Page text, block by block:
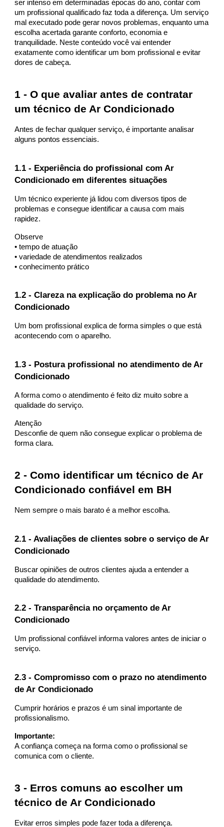
ser intenso em determinadas épocas do ano, contar com
um profissional qualificado faz toda a diferença. Um serviço
mal executado pode gerar novos problemas, enquanto uma
escolha acertada garante conforto, economia e
tranquilidade. Neste conteúdo você vai entender
exatamente como identificar um bom profissional e evitar
dores de cabeça.
1 - O que avaliar antes de contratar
um técnico de Ar Condicionado
Antes de fechar qualquer serviço, é importante analisar
alguns pontos essenciais.
1.1 - Experiência do profissional com Ar
Condicionado em diferentes situações
Um técnico experiente já lidou com diversos tipos de
problemas e consegue identificar a causa com mais
rapidez.
Observe
• tempo de atuação
• variedade de atendimentos realizados
• conhecimento prático
1.2 - Clareza na explicação do problema no Ar
Condicionado
Um bom profissional explica de forma simples o que está
acontecendo com o aparelho.
1.3 - Postura profissional no atendimento de Ar
Condicionado
A forma como o atendimento é feito diz muito sobre a
qualidade do serviço.
Atenção
Desconfie de quem não consegue explicar o problema de
forma clara.
2 - Como identificar um técnico de Ar
Condicionado confiável em BH
Nem sempre o mais barato é a melhor escolha.
2.1 - Avaliações de clientes sobre o serviço de Ar
Condicionado
Buscar opiniões de outros clientes ajuda a entender a
qualidade do atendimento.
2.2 - Transparência no orçamento de Ar
Condicionado
Um profissional confiável informa valores antes de iniciar o
serviço.
2.3 - Compromisso com o prazo no atendimento
de Ar Condicionado
Cumprir horários e prazos é um sinal importante de
profissionalismo.
Importante:
A confiança começa na forma como o profissional se
comunica com o cliente.
3 - Erros comuns ao escolher um
técnico de Ar Condicionado
Evitar erros simples pode fazer toda a diferença.